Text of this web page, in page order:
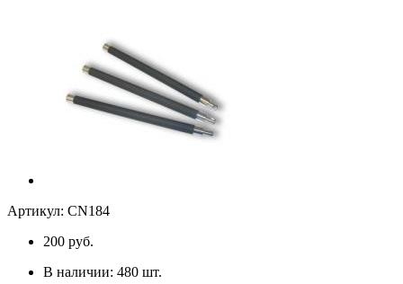
Артикул: CN184
200 руб.
В наличии: 480 шт.